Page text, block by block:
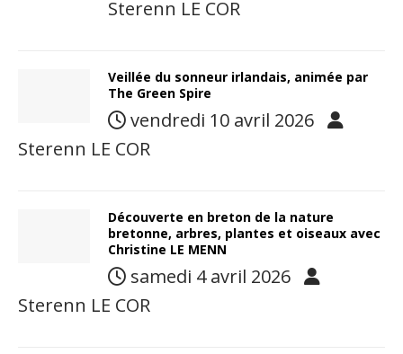
Sterenn LE COR
Veillée du sonneur irlandais, animée par
The Green Spire
vendredi 10 avril 2026
Sterenn LE COR
Découverte en breton de la nature
bretonne, arbres, plantes et oiseaux avec
Christine LE MENN
samedi 4 avril 2026
Sterenn LE COR